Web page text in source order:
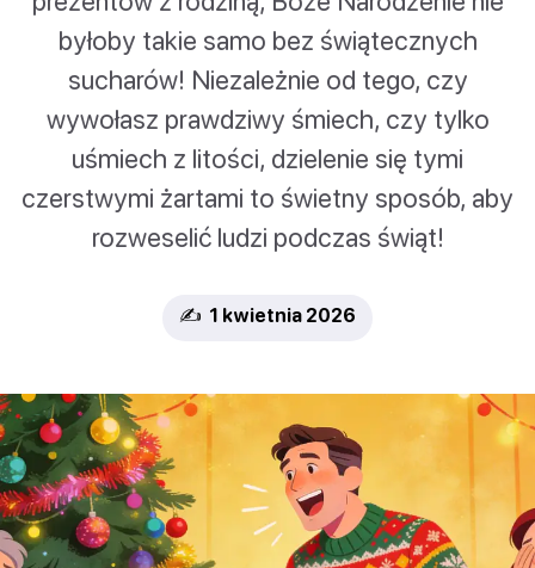
byłoby takie samo bez świątecznych
sucharów! Niezależnie od tego, czy
wywołasz prawdziwy śmiech, czy tylko
uśmiech z litości, dzielenie się tymi
czerstwymi żartami to świetny sposób, aby
rozweselić ludzi podczas świąt!
✍️ 1 kwietnia 2026